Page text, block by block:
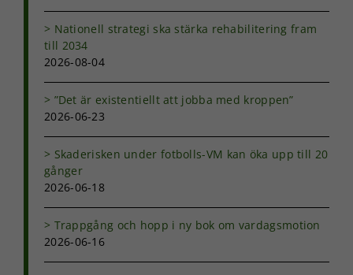
Nationell strategi ska stärka rehabilitering fram
till 2034
2026-08-04
”Det är existentiellt att jobba med kroppen”
2026-06-23
Skaderisken under fotbolls-VM kan öka upp till 20
gånger
2026-06-18
Trappgång och hopp i ny bok om vardagsmotion
2026-06-16